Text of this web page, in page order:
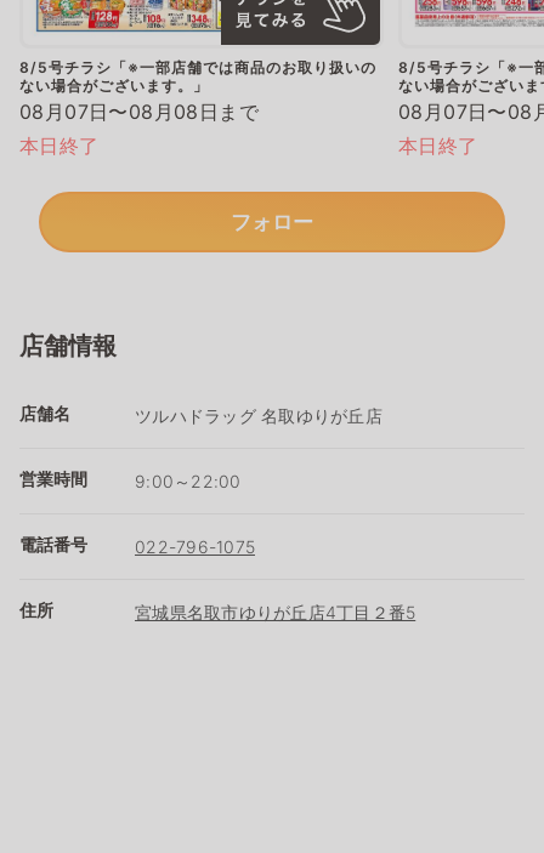
8/5号チラシ「※一部店舗では商品のお取り扱いの
ない場合がございます。」
08月07日〜08月08日まで
本日終了
8/5号チラシ「※一
ない場合がございま
08月07日〜08
本日終了
フォロー
店舗情報
店舗名 ツルハドラッグ 名取ゆりが丘店
営業時間 9:00～22:00
電話番号 022-796-1075
住所 宮城県名取市ゆりが丘店4丁目２番5